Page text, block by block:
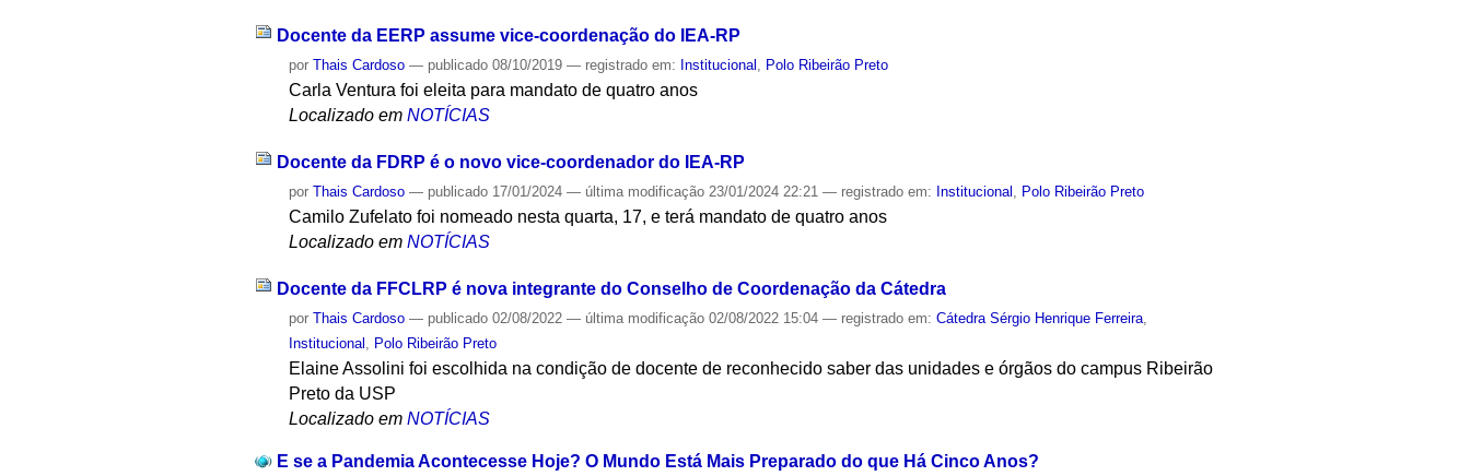
Docente da EERP assume vice-coordenação do IEA-RP
porThais Cardoso — publicado 08/10/2019— registrado em: Institucional , Polo Ribeirão Preto
Carla Ventura foi eleita para mandato de quatro anos
Localizado em NOTÍCIAS
Docente da FDRP é o novo vice-coordenador do IEA-RP
porThais Cardoso — publicado 17/01/2024— última modificação 23/01/2024 22:21— registrado em: Institucional , Polo Ribeirão Preto
Camilo Zufelato foi nomeado nesta quarta, 17, e terá mandato de quatro anos
Localizado em NOTÍCIAS
Docente da FFCLRP é nova integrante do Conselho de Coordenação da Cátedra
porThais Cardoso — publicado 02/08/2022— última modificação 02/08/2022 15:04— registrado em:Cátedra Sérgio Henrique Ferreira
Institucional
Polo Ribeirão Preto
Elaine Assolini foi escolhida na condição de docente de reconhecido saber das unidades e órgãos do campus Ribeirão
Preto da USP
Localizado em NOTÍCIAS
E se a Pandemia Acontecesse Hoje? O Mundo Está Mais Preparado do que Há Cinco Anos?